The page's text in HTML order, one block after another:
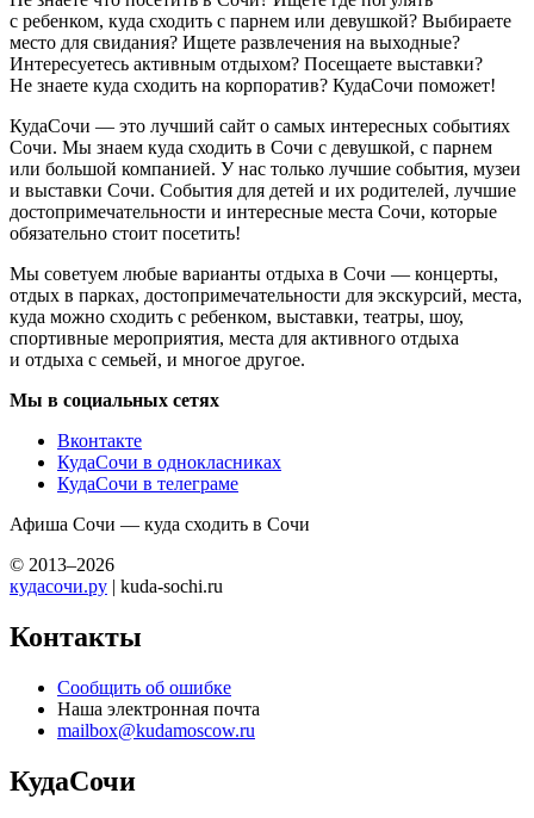
с ребенком, куда сходить с парнем или девушкой? Выбираете
место для свидания? Ищете развлечения на выходные?
Интересуетесь активным отдыхом? Посещаете выставки?
Не знаете куда сходить на корпоратив? КудаСочи поможет!
КудаСочи — это лучший сайт о самых интересных событиях
Сочи. Мы знаем куда сходить в Сочи с девушкой, с парнем
или большой компанией. У нас только лучшие события, музеи
и выставки Сочи. События для детей и их родителей, лучшие
достопримечательности и интересные места Сочи, которые
обязательно стоит посетить!
Мы советуем любые варианты отдыха в Сочи — концерты,
отдых в парках, достопримечательности для экскурсий, места,
куда можно сходить с ребенком, выставки, театры, шоу,
спортивные мероприятия, места для активного отдыха
и отдыха с семьей, и многое другое.
Мы в социальных сетях
Вконтакте
КудаСочи в однокласниках
КудаСочи в телеграме
Афиша Сочи — куда сходить в Сочи
© 2013–2026
кудасочи.ру | kuda-sochi.ru
Контакты
Сообщить об ошибке
Наша электронная почта
mailbox@kudamoscow.ru
КудаСочи